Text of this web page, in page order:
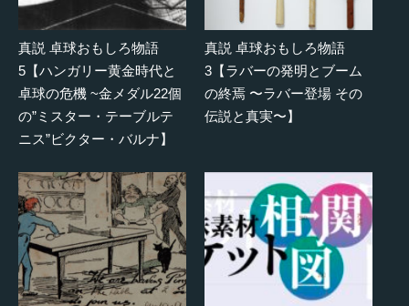
真説 卓球おもしろ物語
5【ハンガリー黄金時代と
卓球の危機 ~金メダル22個
の”ミスター・テーブルテ
ニス”ビクター・バルナ】
真説 卓球おもしろ物語
3【ラバーの発明とブーム
の終焉 〜ラバー登場 その
伝説と真実〜】